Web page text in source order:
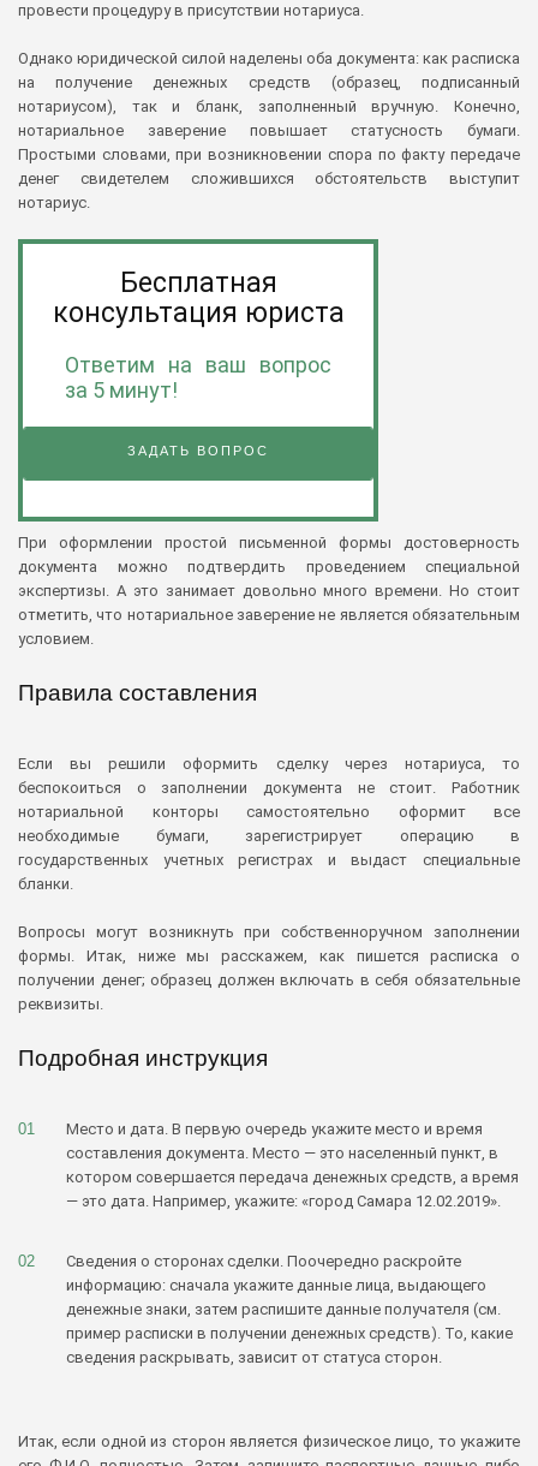
провести процедуру в присутствии нотариуса.
Однако юридической силой наделены оба документа: как расписка
на получение денежных средств (образец, подписанный
нотариусом), так и бланк, заполненный вручную. Конечно,
нотариальное заверение повышает статусность бумаги.
Простыми словами, при возникновении спора по факту передаче
денег свидетелем сложившихся обстоятельств выступит
нотариус.
Бесплатная
консультация юриста
Ответим на ваш вопрос
за 5 минут!
ЗАДАТЬ ВОПРОС
При оформлении простой письменной формы достоверность
документа можно подтвердить проведением специальной
экспертизы. А это занимает довольно много времени. Но стоит
отметить, что нотариальное заверение не является обязательным
условием.
Правила составления
Если вы решили оформить сделку через нотариуса, то
беспокоиться о заполнении документа не стоит. Работник
нотариальной конторы самостоятельно оформит все
необходимые бумаги, зарегистрирует операцию в
государственных учетных регистрах и выдаст специальные
бланки.
Вопросы могут возникнуть при собственноручном заполнении
формы. Итак, ниже мы расскажем, как пишется расписка о
получении денег; образец должен включать в себя обязательные
реквизиты.
Подробная инструкция
Место и дата. В первую очередь укажите место и время
составления документа. Место — это населенный пункт, в
котором совершается передача денежных средств, а время
— это дата. Например, укажите: «город Самара 12.02.2019».
Сведения о сторонах сделки. Поочередно раскройте
информацию: сначала укажите данные лица, выдающего
денежные знаки, затем распишите данные получателя (см.
пример расписки в получении денежных средств). То, какие
сведения раскрывать, зависит от статуса сторон.
Итак, если одной из сторон является физическое лицо, то укажите